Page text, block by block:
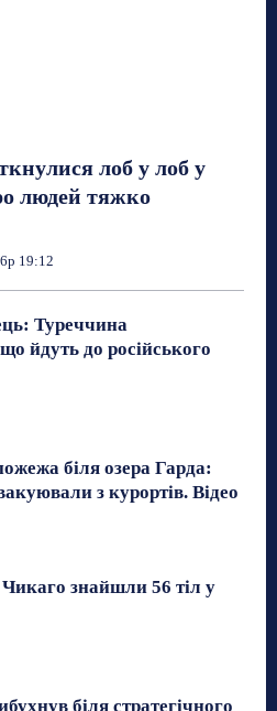
лоб у лоб у
людей тяжко
19:12
Туреччина
йдуть до російського
біля озера Гарда:
з курортів. Відео
знайшли 56 тіл у
біля стратегічного